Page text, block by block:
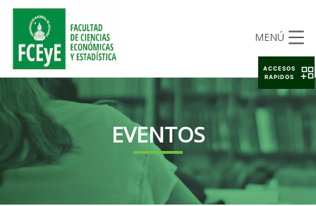
MENÚ
EVENTOS
ACCESOS
RAPIDOS